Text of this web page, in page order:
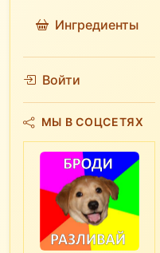
Ингредиенты
Войти
МЫ В СОЦСЕТЯХ